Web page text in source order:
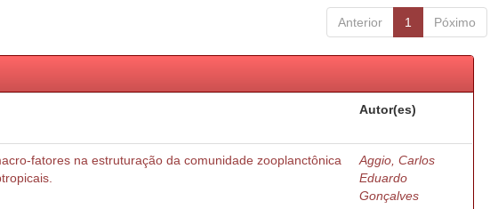
Anterior 1 Póximo
Autor(es)
fatores na estruturação da comunidade zooplanctônica
Aggio, Carlos
Eduardo
Gonçalves